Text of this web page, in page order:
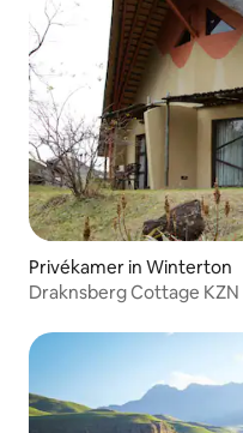
Privékamer in Winterton
Draknsberg Cottage